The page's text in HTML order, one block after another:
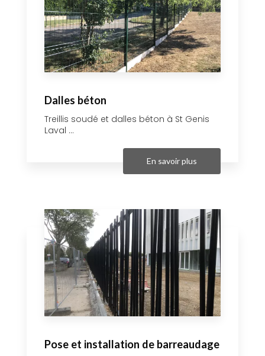
Dalles béton
Treillis soudé et dalles béton à St Genis
Laval ...
En savoir plus
Pose et installation de barreaudage